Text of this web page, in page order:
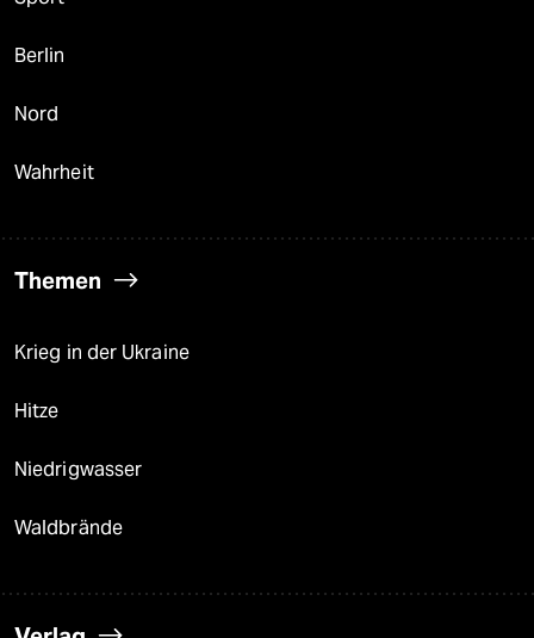
Berlin
Nord
Wahrheit
Themen
Krieg in der Ukraine
Hitze
Niedrigwasser
Waldbrände